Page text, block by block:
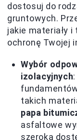
dostosuj do
gruntowych.
jakie materiały
ochronę Twojej
Wybór
izolacyjnych
takich
papa
asfaltowe
szeroką